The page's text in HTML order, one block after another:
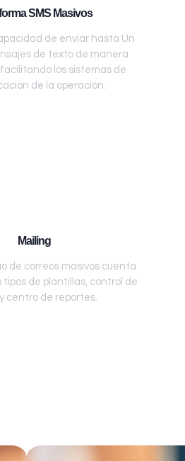
SMS Masivos
de enviar hasta Un
de texto de manera
los sistemas de
de la operación.
Mailing
de correos masivos cuenta
de plantillas, control de
centro de reportes.